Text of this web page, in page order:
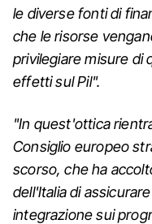
le diverse fonti di
che le risorse
privilegiare misure di
effetti sul Pil".
"In quest'ottica
Consiglio europeo
scorso, che ha
dell'Italia di
integrazione sui